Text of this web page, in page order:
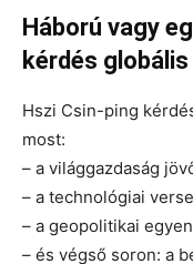
Háború vagy
kérdés
Hszi Csin-ping
most:
– a világgazdaság
– a technológiai
– a geopolitikai
– és végső soron: a